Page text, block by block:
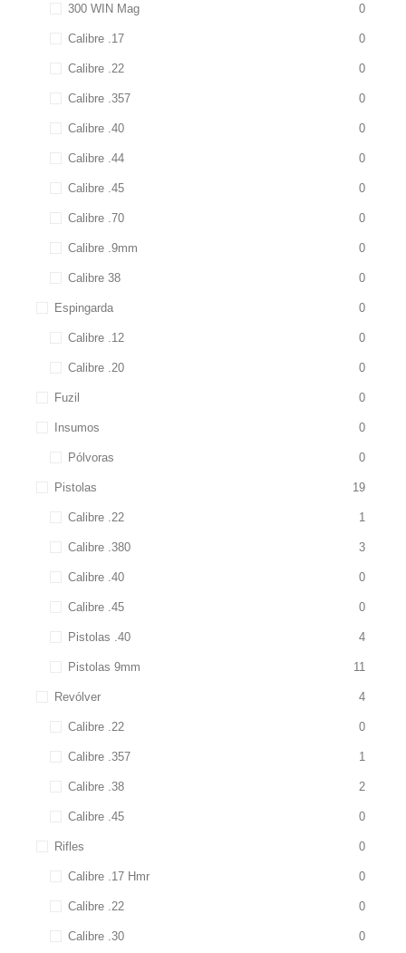
300 WIN Mag 0
Calibre .17 0
Calibre .22 0
Calibre .357 0
Calibre .40 0
Calibre .44 0
Calibre .45 0
Calibre .70 0
Calibre .9mm 0
Calibre 38 0
Espingarda 0
Calibre .12 0
Calibre .20 0
Fuzil 0
Insumos 0
Pólvoras 0
Pistolas 19
Calibre .22 1
Calibre .380 3
Calibre .40 0
Calibre .45 0
Pistolas .40 4
Pistolas 9mm 11
Revólver 4
Calibre .22 0
Calibre .357 1
Calibre .38 2
Calibre .45 0
Rifles 0
Calibre .17 Hmr 0
Calibre .22 0
Calibre .30 0